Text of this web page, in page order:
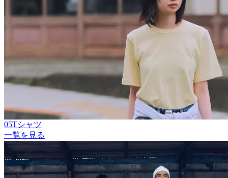
05Tシャツ
一覧を見る